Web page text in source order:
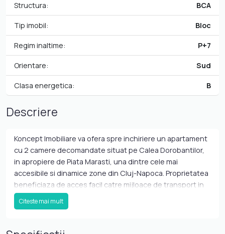
Structura: BCA
Tip imobil: Bloc
Regim inaltime: P+7
Orientare: Sud
Clasa energetica: B
Descriere
Koncept Imobiliare va ofera spre inchiriere un apartament
cu 2 camere decomandate situat pe Calea Dorobantilor,
in apropiere de Piata Marasti, una dintre cele mai
accesibile si dinamice zone din Cluj-Napoca. Proprietatea
beneficiaza de acces facil catre mijloace de transport in
comun, magazine, farmacii, restaurante, institutii de
invatamant si multiple puncte de interes, fiind o alegere
si conexiune rapida cu centrul orasului. Apartamentul
Citeste mai mult